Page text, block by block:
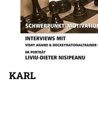
KARL